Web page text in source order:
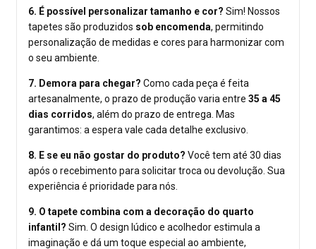
6. É possível personalizar tamanho e cor? Sim! Nossos
tapetes são produzidos sob encomenda, permitindo
personalização de medidas e cores para harmonizar com
o seu ambiente.
7. Demora para chegar? Como cada peça é feita
artesanalmente, o prazo de produção varia entre 35 a 45
dias corridos, além do prazo de entrega. Mas
garantimos: a espera vale cada detalhe exclusivo.
8. E se eu não gostar do produto? Você tem até 30 dias
após o recebimento para solicitar troca ou devolução. Sua
experiência é prioridade para nós.
9. O tapete combina com a decoração do quarto
infantil? Sim. O design lúdico e acolhedor estimula a
imaginação e dá um toque especial ao ambiente,